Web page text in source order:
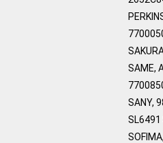
SAME,
SANY,
SL6491